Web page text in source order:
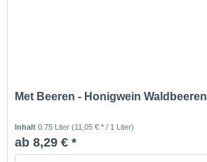
Met Beeren - Honigwein Waldbeeren
Inhalt0.75 Liter(11,05 € * / 1 Liter)
ab 8,29 € *